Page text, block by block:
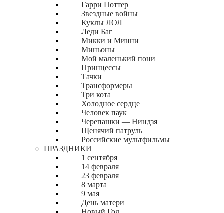
Гарри Поттер
Звездные войны
Куклы ЛОЛ
Леди Баг
Микки и Минни
Миньоны
Мой маленький пони
Принцессы
Тачки
Трансформеры
Три кота
Холодное сердце
Человек паук
Черепашки — Ниндзя
Щенячий патруль
Российские мультфильмы
ПРАЗДНИКИ
1 сентября
14 февраля
23 февраля
8 марта
9 мая
День матери